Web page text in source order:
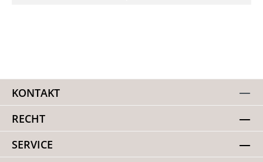
KONTAKT
RECHT
SERVICE